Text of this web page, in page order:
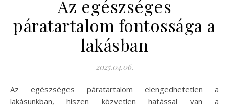
Az egészséges
páratartalom fontossága a
lakásban
2025.04.06.
Az egészséges páratartalom elengedhetetlen a
lakásunkban, hiszen közvetlen hatással van a